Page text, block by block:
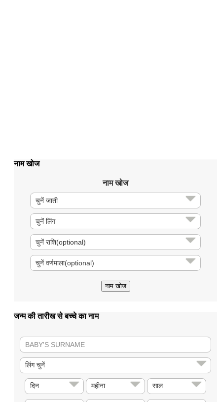
नाम खोज
नाम खोज
जन्म की तारीख से बच्चे का नाम